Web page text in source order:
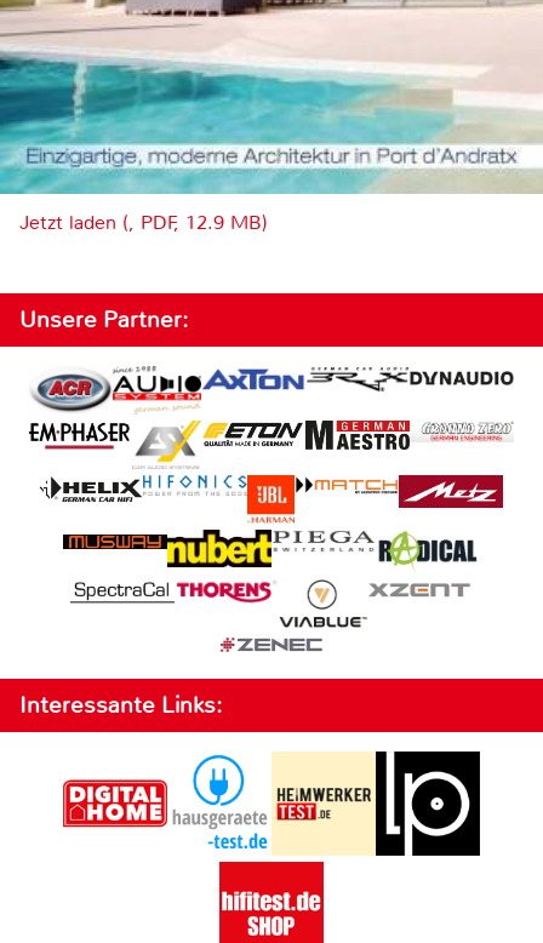
Jetzt laden (, PDF, 12.9 MB)
Unsere Partner:
Interessante Links: